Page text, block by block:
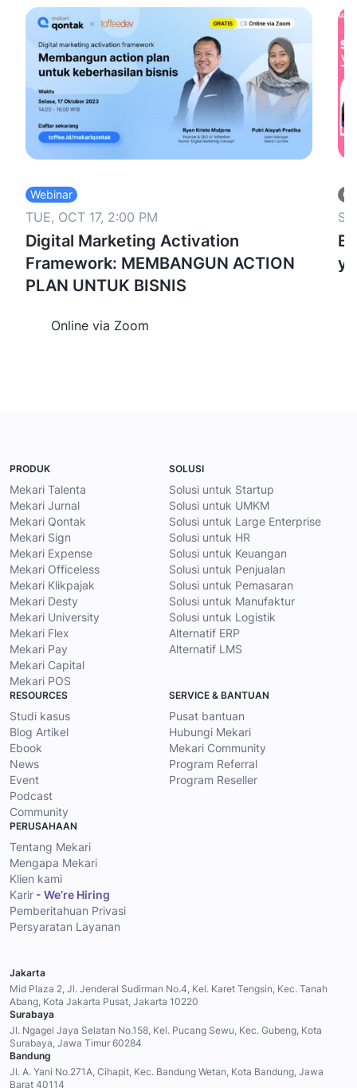
Webinar
TUE, OCT 17, 2:00 PM
Digital Marketing Activation
Framework: MEMBANGUN ACTION
PLAN UNTUK BISNIS
Online via Zoom
PRODUK
Mekari Talenta
Mekari Jurnal
Mekari Qontak
Mekari Sign
Mekari Expense
Mekari Officeless
Mekari Klikpajak
Mekari Desty
Mekari University
Mekari Flex
Mekari Pay
Mekari Capital
Mekari POS
SOLUSI
Solusi untuk Startup
Solusi untuk UMKM
Solusi untuk Large Enterprise
Solusi untuk HR
Solusi untuk Keuangan
Solusi untuk Penjualan
Solusi untuk Pemasaran
Solusi untuk Manufaktur
Solusi untuk Logistik
Alternatif ERP
Alternatif LMS
RESOURCES
Studi kasus
Blog Artikel
Ebook
News
Event
Podcast
Community
SERVICE & BANTUAN
Pusat bantuan
Hubungi Mekari
Mekari Community
Program Referral
Program Reseller
PERUSAHAAN
Tentang Mekari
Mengapa Mekari
Klien kami
Karir - We’re Hiring
Pemberitahuan Privasi
Persyaratan Layanan
Jakarta
Mid Plaza 2, Jl. Jenderal Sudirman No.4, Kel. Karet Tengsin, Kec. Tanah
Abang, Kota Jakarta Pusat, Jakarta 10220
Surabaya
Jl. Ngagel Jaya Selatan No.158, Kel. Pucang Sewu, Kec. Gubeng, Kota
Surabaya, Jawa Timur 60284
Bandung
Jl. A. Yani No.271A, Cihapit, Kec. Bandung Wetan, Kota Bandung, Jawa
Barat 40114